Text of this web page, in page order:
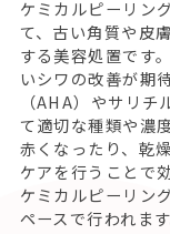
ケミカルピーリン
て、古い角質や皮
する美容処置です
いシワの改善が期
（AHA）やサリ
て適切な種類や濃
赤くなったり、乾
ケアを行うことで
ケミカルピーリン
ペースで行われます